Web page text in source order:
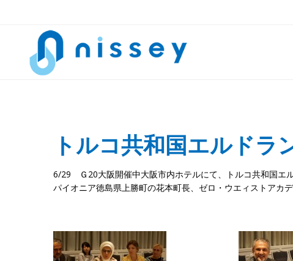
トルコ共和国エルドラ
6/29 Ｇ20大阪開催中大阪市内ホテルにて、トルコ共和国エ
パイオニア徳島県上勝町の花本町長、ゼロ・ウエィストアカ